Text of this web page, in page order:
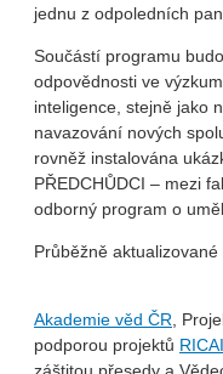
jednu z odpoledních
Součástí programu
odpovědnosti ve
inteligence, stejně jako
navazování nových
rovněž instalována
PŘEDCHŮDCI – mezi
odborný program o
Průběžně
Akademie věd ČR,
podporou projektů